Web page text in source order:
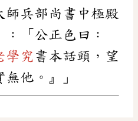
師兵部尚書中極殿
「公正色曰：
學究 書本話頭，望
他。』」